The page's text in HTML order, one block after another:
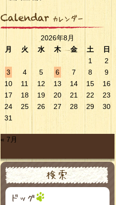
2026年8月
月
火 水 木 金 土
日
1
2
3
4 5 6 7 8
9
10
11 12 13 14 15
16
17
18 19 20 21 22
23
24
25 26 27 28 29
30
31
« 7月